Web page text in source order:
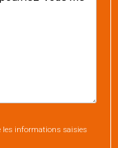
les informations saisies